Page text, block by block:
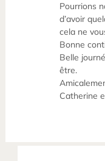
Pourrions
d’avoir
cela ne
Bonne
Belle
être.
Catherine